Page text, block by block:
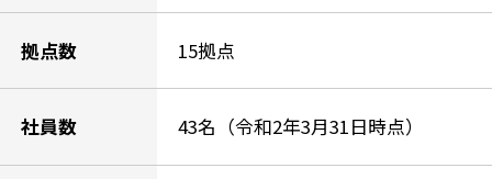
拠点数 15拠点
社員数 43名（令和2年3月31日時点）